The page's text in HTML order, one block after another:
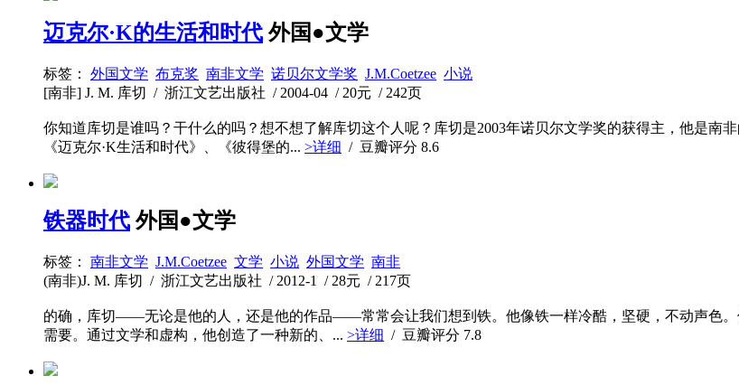
迈克尔·K的生活和时代 外国●文学
标签： 外国文学 布克奖 南非文学 诺贝尔文学奖 J.M.Coetzee 小说
[南非] J. M. 库切 / 浙江文艺出版社 / 2004-04 / 20元 / 242页
你知道库切是谁吗？干什么的吗？想不想了解库切这个人呢？库切是2003年诺贝尔文学奖的获得主，他是南
《迈克尔·K生活和时代》、《彼得堡的... >详细 / 豆瓣评分 8.6
铁器时代 外国●文学
标签： 南非文学 J.M.Coetzee 文学 小说 外国文学 南非
(南非)J. M. 库切 / 浙江文艺出版社 / 2012-1 / 28元 / 217页
的确，库切——无论是他的人，还是他的作品——常常会让我们想到铁。他像铁一样冷酷，坚硬，不动声色
需要。通过文学和虚构，他创造了一种新的、... >详细 / 豆瓣评分 7.8